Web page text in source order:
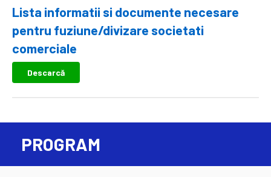
Lista informatii si documente necesare
pentru fuziune/divizare societati
comerciale
Descarcă
PROGRAM